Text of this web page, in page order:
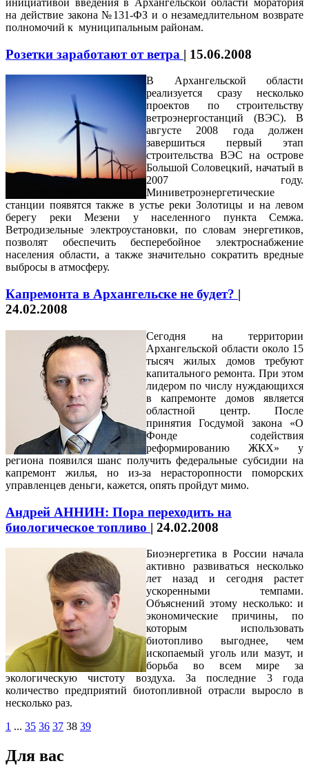
инициативой введения в Архангельской области моратория
на действие закона №131-ФЗ и о незамедлительном возврате
полномочий к муниципальным районам.
Розетки заработают от ветра | 15.06.2008
В Архангельской области
реализуется сразу несколько
проектов по строительству
ветроэнергостанций (ВЭС). В
августе 2008 года должен
завершиться первый этап
строительства ВЭС на острове
Большой Соловецкий, начатый в
2007 году.
Миниветроэнергетические
станции появятся также в устье реки Золотицы и на левом
берегу реки Мезени у населенного пункта Семжа.
Ветродизельные электроустановки, по словам энергетиков,
позволят обеспечить бесперебойное электроснабжение
населения области, а также значительно сократить вредные
выбросы в атмосферу.
Капремонта в Архангельске не будет? |
24.02.2008
Сегодня на территории
Архангельской области около 15
тысяч жилых домов требуют
капитального ремонта. При этом
лидером по числу нуждающихся
в капремонте домов является
областной центр. После
принятия Госдумой закона «О
Фонде содействия
реформированию ЖКХ» у
региона появился шанс получить федеральные субсидии на
капремонт жилья, но из-за нерасторопности поморских
управленцев деньги, кажется, опять пройдут мимо.
Андрей АННИН: Пора переходить на
биологическое топливо | 24.02.2008
Биоэнергетика в России начала
активно развиваться несколько
лет назад и сегодня растет
ускоренными темпами.
Объяснений этому несколько: и
экономические причины, по
которым использовать
биотопливо выгоднее, чем
ископаемый уголь или мазут, и
борьба во всем мире за
экологическую чистоту воздуха. За последние 3 года
количество предприятий биотопливной отрасли выросло в
несколько раз.
1 ... 35 36 37 38 39
Для вас